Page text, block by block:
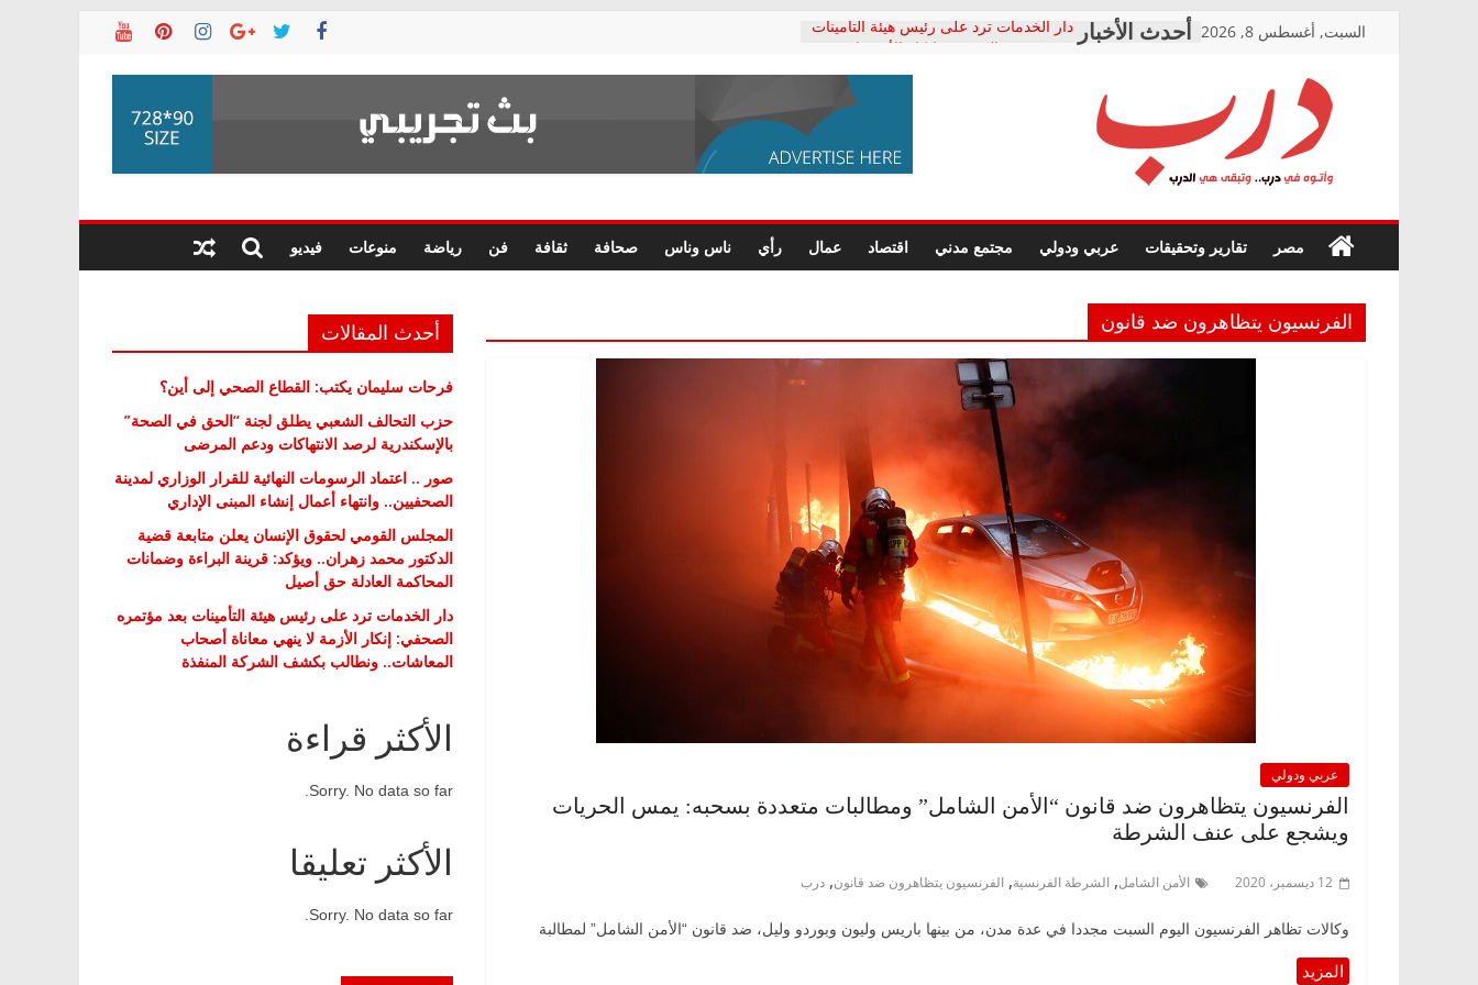
السبت, أغسطس 8, 2026
دار الخدمات ترد على رئيس هيئة التأمينات
معاناة أصحاب المعاشات.. ونطالب بكشف
فرحات سليمان يكتب: القطاع الصحي إلى
حزب التحالف الشعبي يطلق لجنة “الحق
صور .. اعتماد الرسومات النهائية للقرار
الوزاري لمدينة الصحفيين.. وانتهاء أعمال
إنشاء المبنى الإداري
قرينة البراءة وضمانات المحاكمة العادلة
حق أصيل
درب
في
درب..
هي
الدرب
مصر تقارير وتحقيقات عربي ودولي مجتمع مدني اقتصاد عمال رأي ناس وناس صحافة ثقافة فن رياضة منوعات فيديو
الفرنسيون يتظاهرون ضد قانون
عربي ودولي
الفرنسيون يتظاهرون ضد قانون “الأمن الشامل” ومطالبات متعددة بسحبه: يمس الحريات
ويشجع على عنف الشرطة
12 ديسمبر، 2020 الأمن الشامل, الشرطة الفرنسية, الفرنسيون يتظاهرون ضد قانون, درب
وكالات تظاهر الفرنسيون اليوم السبت مجددا في عدة مدن، من بينها باريس وليون وبوردو وليل، ضد قانون “الأمن الشامل” لمطالبة
أحدث المقالات
فرحات سليمان يكتب: القطاع الصحي إلى أين؟
حزب التحالف الشعبي يطلق لجنة “الحق في الصحة”
بالإسكندرية لرصد الانتهاكات ودعم المرضى
صور .. اعتماد الرسومات النهائية للقرار الوزاري لمدينة
الصحفيين.. وانتهاء أعمال إنشاء المبنى الإداري
المجلس القومي لحقوق الإنسان يعلن متابعة قضية
الدكتور محمد زهران.. ويؤكد: قرينة البراءة وضمانات
المحاكمة العادلة حق أصيل
دار الخدمات ترد على رئيس هيئة التأمينات بعد مؤتمره
الصحفي: إنكار الأزمة لا ينهي معاناة أصحاب
المعاشات.. ونطالب بكشف الشركة المنفذة
الأكثر قراءة
Sorry. No data so far.
الأكثر تعليقا
Sorry. No data so far.